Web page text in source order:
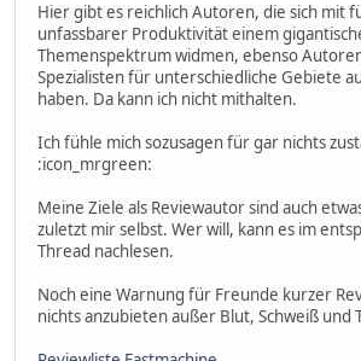
Hier gibt es reichlich Autoren, die sich mit
unfassbarer Produktivität einem
Themenspektrum widmen, ebenso
Spezialisten für unterschiedliche Gebiete
haben. Da kann ich nicht mithalten.
Ich fühle mich sozusagen für gar nichts
:icon_mrgreen:
Meine Ziele als Reviewautor sind auch
zuletzt mir selbst. Wer will, kann es im
Thread nachlesen.
Noch eine Warnung für Freunde kurzer
nichts anzubieten außer Blut, Schweiß und